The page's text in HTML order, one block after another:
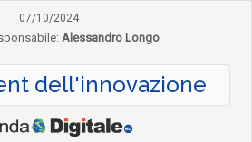
07/10/2024
Alessandro Longo
dell'innovazione